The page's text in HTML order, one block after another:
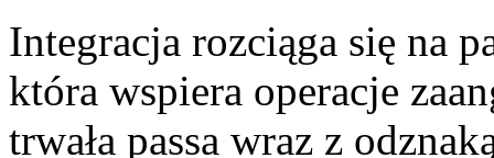
Integracja rozciąga się na
która wspiera operacje
trwała passa wraz z